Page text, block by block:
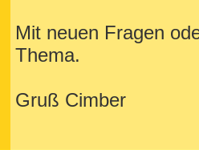
Mit neuen Fragen
Thema.
Gruß Cimber